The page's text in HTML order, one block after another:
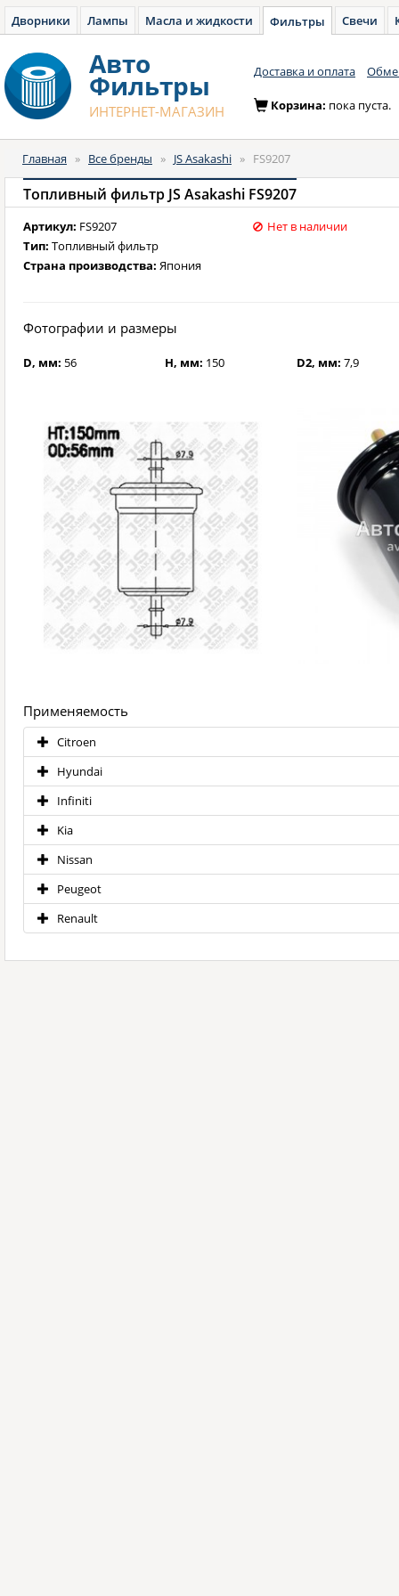
Дворники Лампы Масла и жидкости Фильтры Свечи
Авто
Фильтры
ИНТЕРНЕТ-МАГАЗИН
Доставка и оплата
Корзина: пока пуста.
Главная » Все бренды » JS Asakashi » FS9207
Топливный фильтр JS Asakashi FS9207
Артикул: FS9207
Тип: Топливный фильтр
Страна производства: Япония
Нет в наличии
Фотографии и размеры
D, мм: 56 H, мм: 150 D2, мм:7,9
Применяемость
Citroen
Hyundai
Infiniti
Kia
Nissan
Peugeot
Renault